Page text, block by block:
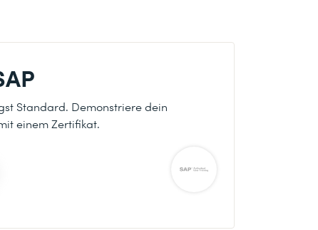
Standard. Demonstriere dein
einem Zertifikat.